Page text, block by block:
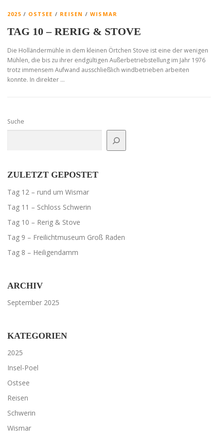
2025 / OSTSEE / REISEN /WISMAR
TAG 10 – RERIG & STOVE
Die Holländermühle in dem kleinen Örtchen Stove ist eine der wenigen
Mühlen, die bis zu ihrer endgültigen Außerbetriebstellung im Jahr 1976
trotz immensem Aufwand ausschließlich windbetrieben arbeiten
konnte. In direkter …
Suche
ZULETZT GEPOSTET
Tag 12 – rund um Wismar
Tag 11 – Schloss Schwerin
Tag 10 – Rerig & Stove
Tag 9 – Freilichtmuseum Groß Raden
Tag 8 – Heiligendamm
ARCHIV
September 2025
KATEGORIEN
2025
Insel-Poel
Ostsee
Reisen
Schwerin
Wismar